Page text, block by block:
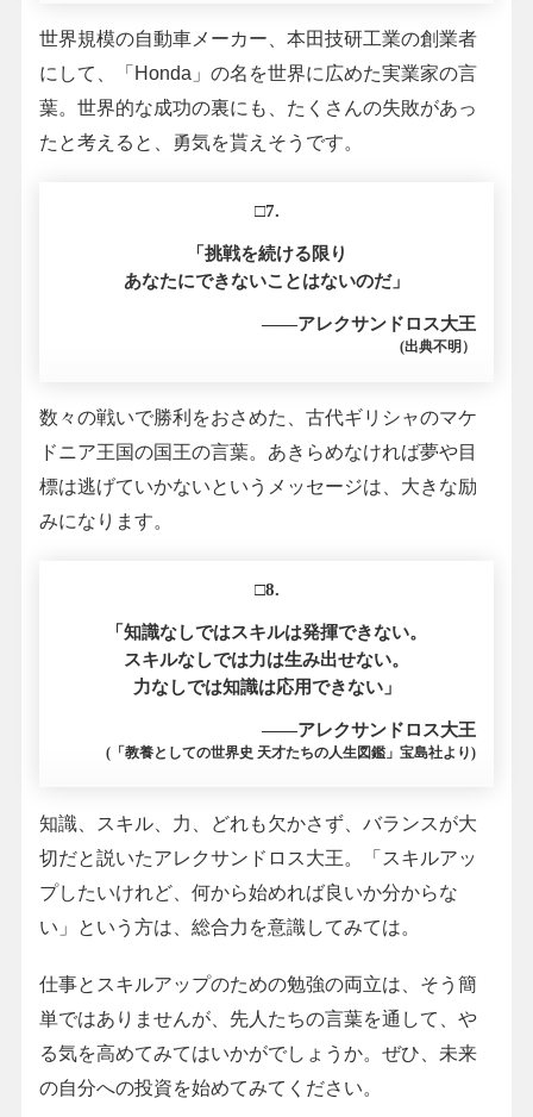
世界規模の自動車メーカー、本田技研工業の創業者
にして、「Honda」の名を世界に広めた実業家の言
葉。世界的な成功の裏にも、たくさんの失敗があっ
たと考えると、勇気を貰えそうです。
□7.
「挑戦を続ける限り
あなたにできないことはないのだ」
――アレクサンドロス大王
(出典不明）
数々の戦いで勝利をおさめた、古代ギリシャのマケ
ドニア王国の国王の言葉。あきらめなければ夢や目
標は逃げていかないというメッセージは、大きな励
みになります。
□8.
「知識なしではスキルは発揮できない。
スキルなしでは力は生み出せない。
力なしでは知識は応用できない」
――アレクサンドロス大王
(「教養としての世界史 天才たちの人生図鑑」宝島社より)
知識、スキル、力、どれも欠かさず、バランスが大
切だと説いたアレクサンドロス大王。「スキルアッ
プしたいけれど、何から始めれば良いか分からな
い」という方は、総合力を意識してみては。
仕事とスキルアップのための勉強の両立は、そう簡
単ではありませんが、先人たちの言葉を通して、や
る気を高めてみてはいかがでしょうか。ぜひ、未来
の自分への投資を始めてみてください。